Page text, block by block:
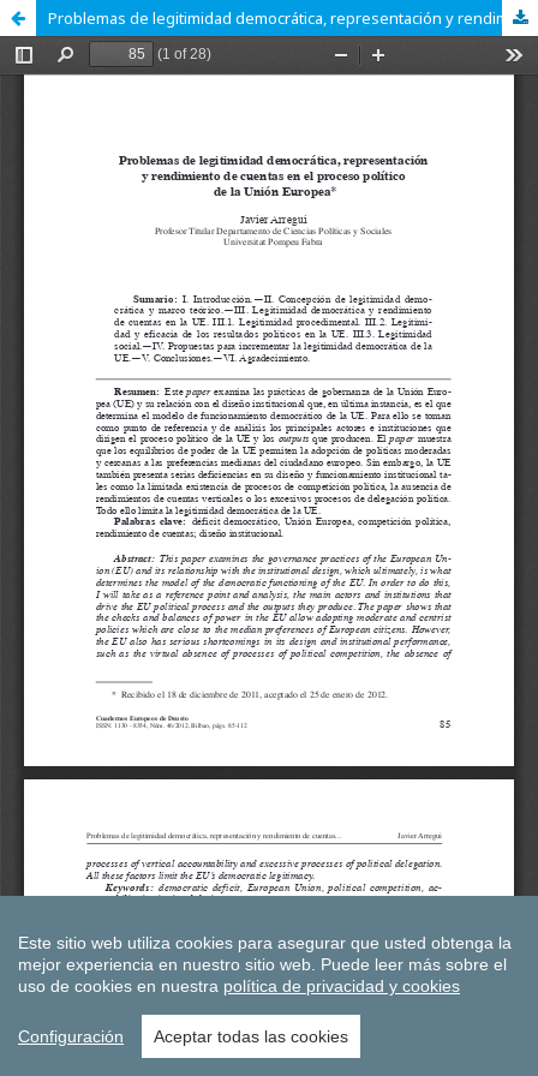
Problemas de legitimidad democrática, representación y rendimiento de cuentas en el proceso político de la Unión Europea
Este sitio web utiliza cookies para asegurar que usted obtenga la
mejor experiencia en nuestro sitio web. Puede leer más sobre el
uso de cookies en nuestra política de privacidad y cookies
Configuración Aceptar todas las cookies